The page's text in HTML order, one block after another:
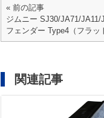
« 前の記事
ジムニー SJ30/JA71/
フェンダー Type4（フラッ
関連記事